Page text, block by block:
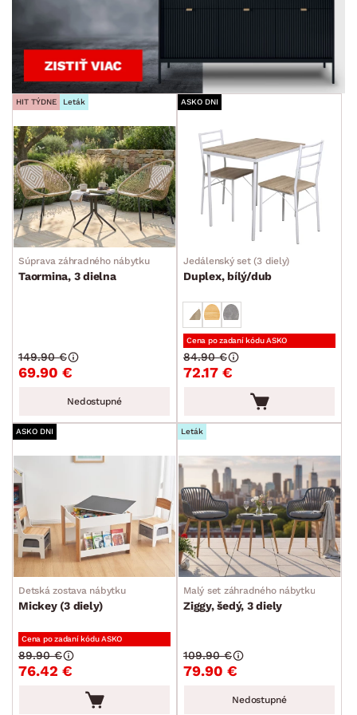
HIT TÝDNE Leták
Súprava záhradného nábytku
Taormina, 3 dielna
69.90 €
149.90 €
Nedostupné
ASKO DNI
Jedálenský set (3 diely)
Duplex, bílý/dub
Cena po zadaní kódu ASKO
72.17 €
84.90 €
ASKO DNI
Detská zostava nábytku
Mickey (3 diely)
Cena po zadaní kódu ASKO
76.42 €
89.90 €
Leták
Malý set záhradného nábytku
Ziggy, šedý, 3 diely
79.90 €
109.90 €
Nedostupné